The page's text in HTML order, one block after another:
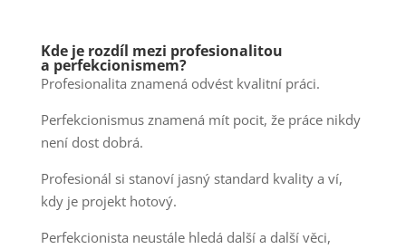
Kde je rozdíl mezi profesionalitou
a perfekcionismem?
Profesionalita znamená odvést kvalitní práci.
Perfekcionismus znamená mít pocit, že práce nikdy
není dost dobrá.
Profesionál si stanoví jasný standard kvality a ví,
kdy je projekt hotový.
Perfekcionista neustále hledá další a další věci,